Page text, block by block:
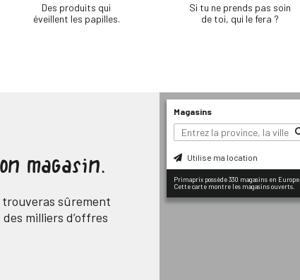
Des produits qui
éveillent les papilles.
Si tu ne prends pas soin
de toi, qui le fera ?
magasin.
trouveras sûrement
des milliers d’offres
Magasins
Utilise ma location
Primaprix possède 330 magasins en Europe.
Cette carte montre les magasins ouverts.